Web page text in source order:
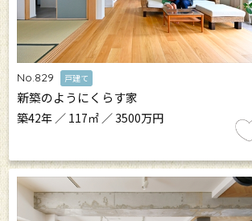
No.829 戸建て
新築のようにくらす家
築42年 ／ 117㎡ ／ 3500万円